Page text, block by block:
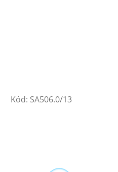
Kód: SA506.0/13